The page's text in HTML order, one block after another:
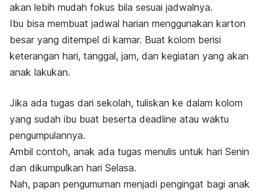
akan lebih mudah fokus bila sesuai jadwalnya.
Ibu bisa membuat jadwal harian menggunakan karton
besar yang ditempel di kamar. Buat kolom berisi
keterangan hari, tanggal, jam, dan kegiatan yang akan
anak lakukan.
Jika ada tugas dari sekolah, tuliskan ke dalam kolom
yang sudah ibu buat beserta deadline atau waktu
pengumpulannya.
Ambil contoh, anak ada tugas menulis untuk hari Senin
dan dikumpulkan hari Selasa.
Nah, papan pengumuman menjadi pengingat bagi anak